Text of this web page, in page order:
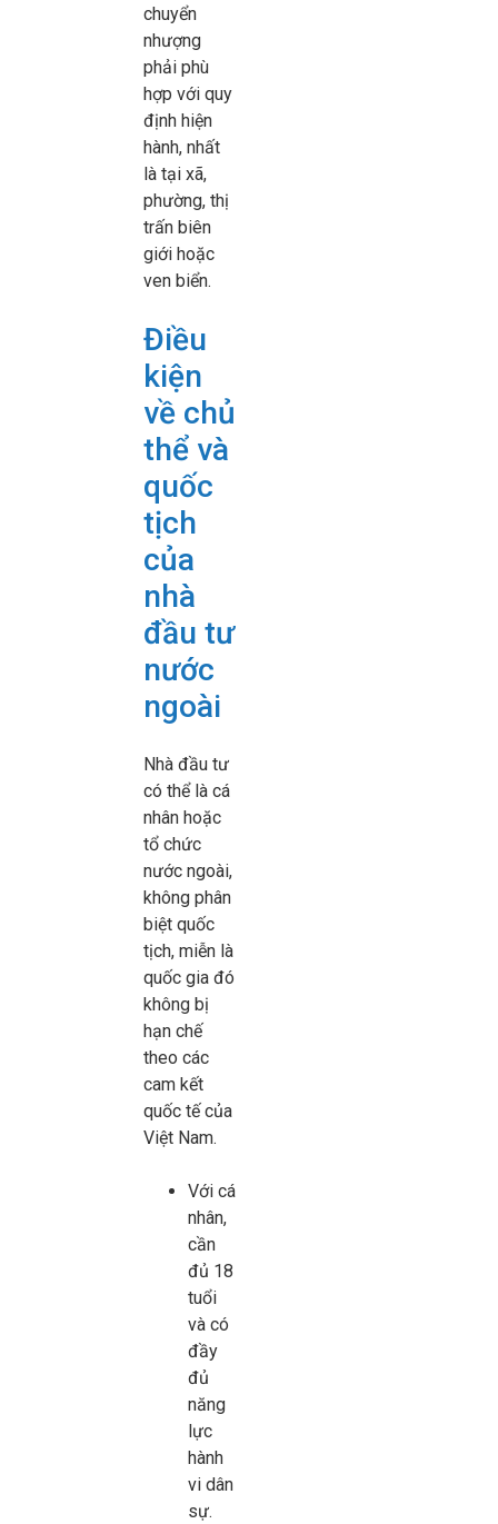
chuyển
nhượng
phải phù
hợp với quy
định hiện
hành, nhất
là tại xã,
phường, thị
trấn biên
giới hoặc
ven biển.
Điều
kiện
về chủ
thể và
quốc
tịch
của
nhà
đầu tư
nước
ngoài
Nhà đầu tư
có thể là cá
nhân hoặc
tổ chức
nước ngoài,
không phân
biệt quốc
tịch, miễn là
quốc gia đó
không bị
hạn chế
theo các
cam kết
quốc tế của
Việt Nam.
Với cá
nhân,
cần
đủ 18
tuổi
và có
đầy
đủ
năng
lực
hành
vi dân
sự.